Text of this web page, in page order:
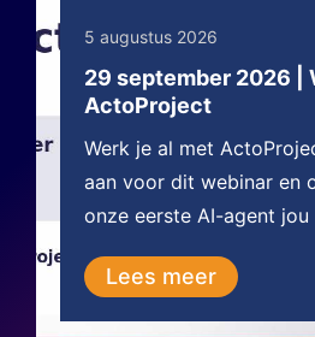
5 augustus 2026
29 september 2026 |
ActoProject
Werk je al met
aan voor dit webinar en
onze eerste AI-agent jou
Lees meer